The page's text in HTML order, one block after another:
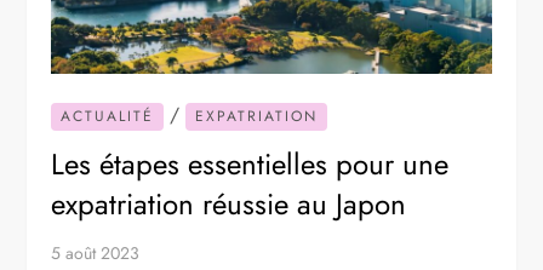
ACTUALITÉ / EXPATRIATION
Les étapes essentielles pour une
expatriation réussie au Japon
5 août 2023